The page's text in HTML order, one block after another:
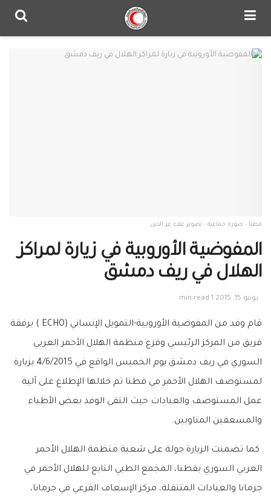
قطنا - صورة جماعية - تصوير علاء عز الدين
المفوضية الأوروبية في زيارة لمراكز
الهلال في ريف دمشق
يونيو 15, 2015 1 min read
قام وفد من المفوضية الأوروبية-التمويل الإنساني (ECHO ) برفقة
فريق من المركز الرئيسي وفرع منظمة الهلال الأحمر العربي
السوري في ريف دمشق يوم الخميس الواقع في 4/6/2015 بزيارة
لمستوصف الهلال الأحمر في قطنا تم خلالها الإطلاع على آلية
عمل المستوصف والعيادات حيث التقى الوفد بعض الأطباء
والمسعفين المناوبين.
كما تضمنت الزيارة جولة على شعبة منظمة الهلال الأحمر
العربي السوري بقطنا، المجمع الطبي التابع للهلال الأحمر في
جرمانا والعيادات المتنقلة، مركز الإسعاف الفرعي في جرمانا،